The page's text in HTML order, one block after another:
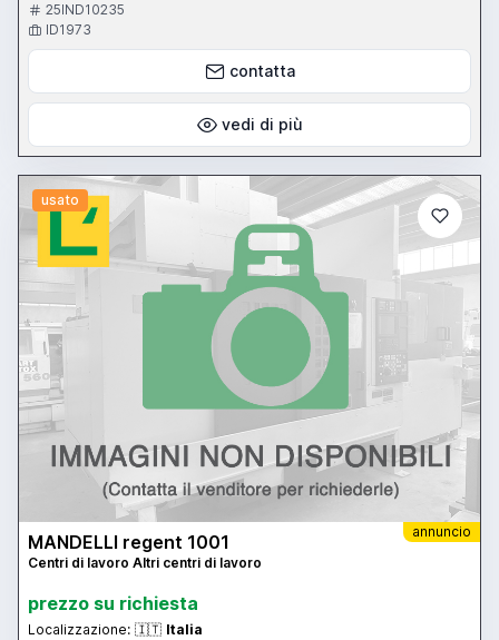
25IND10235
ID1973
contatta
vedi di più
usato
annuncio
MANDELLI regent 1001
Centri di lavoro Altri centri di lavoro
prezzo su richiesta
Localizzazione: 🇮🇹 Italia